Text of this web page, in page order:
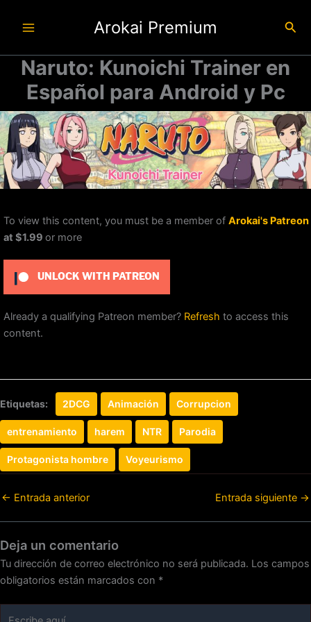
Arokai Premium
Naruto: Kunoichi Trainer en
Español para Android y Pc
To view this content, you must be a member of Arokai's Patreon
at $1.99 or more
UNLOCK WITH PATREON
Already a qualifying Patreon member? Refresh to access this
content.
Etiquetas: 2DCG Animación Corrupcion
entrenamiento harem NTR Parodia
Protagonista hombre Voyeurismo
← Entrada anterior Entrada siguiente →
Deja un comentario
Tu dirección de correo electrónico no será publicada. Los campos
obligatorios están marcados con *